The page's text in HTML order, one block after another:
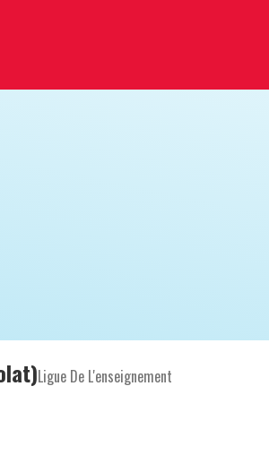
Ligue De L'enseignement